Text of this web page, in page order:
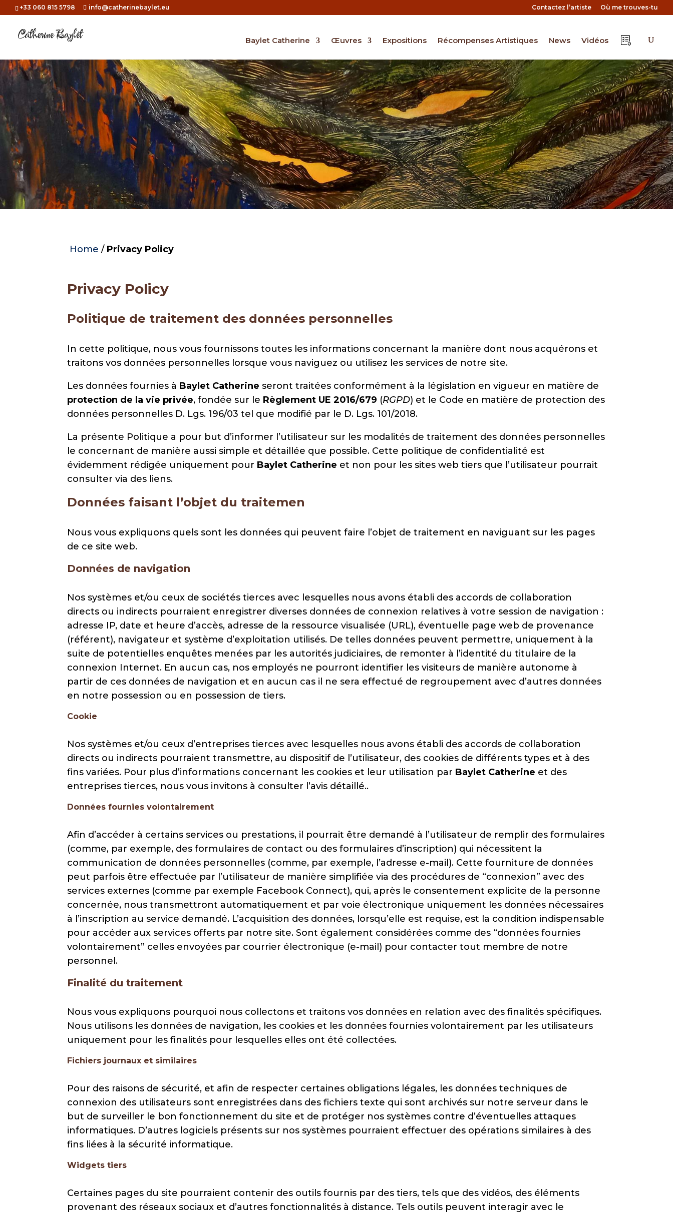
+33 060 815 5798 info@catherinebaylet.eu Contactez l’artiste Où me trouves-tu
Baylet Catherine Œuvres Expositions Récompenses Artistiques News Vidéos
Home / Privacy Policy
Privacy Policy
Politique de traitement des données personnelles
In cette politique, nous vous fournissons toutes les informations concernant la manière dont nous acquérons et
traitons vos données personnelles lorsque vous naviguez ou utilisez les services de notre site.
Les données fournies à Baylet Catherine seront traitées conformément à la législation en vigueur en matière de
protection de la vie privée, fondée sur le Règlement UE 2016/679 (RGPD) et le Code en matière de protection des
données personnelles D. Lgs. 196/03 tel que modifié par le D. Lgs. 101/2018.
La présente Politique a pour but d’informer l’utilisateur sur les modalités de traitement des données personnelles
le concernant de manière aussi simple et détaillée que possible. Cette politique de confidentialité est
évidemment rédigée uniquement pour Baylet Catherine et non pour les sites web tiers que l’utilisateur pourrait
consulter via des liens.
Données faisant l’objet du traitemen
Nous vous expliquons quels sont les données qui peuvent faire l’objet de traitement en naviguant sur les pages
de ce site web.
Données de navigation
Nos systèmes et/ou ceux de sociétés tierces avec lesquelles nous avons établi des accords de collaboration
directs ou indirects pourraient enregistrer diverses données de connexion relatives à votre session de navigation :
adresse IP, date et heure d’accès, adresse de la ressource visualisée (URL), éventuelle page web de provenance
(référent), navigateur et système d’exploitation utilisés. De telles données peuvent permettre, uniquement à la
suite de potentielles enquêtes menées par les autorités judiciaires, de remonter à l’identité du titulaire de la
connexion Internet. En aucun cas, nos employés ne pourront identifier les visiteurs de manière autonome à
partir de ces données de navigation et en aucun cas il ne sera effectué de regroupement avec d’autres données
en notre possession ou en possession de tiers.
Cookie
Nos systèmes et/ou ceux d’entreprises tierces avec lesquelles nous avons établi des accords de collaboration
directs ou indirects pourraient transmettre, au dispositif de l’utilisateur, des cookies de différents types et à des
fins variées. Pour plus d’informations concernant les cookies et leur utilisation par Baylet Catherine et des
entreprises tierces, nous vous invitons à consulter l’avis détaillé..
Données fournies volontairement
Afin d’accéder à certains services ou prestations, il pourrait être demandé à l’utilisateur de remplir des formulaires
(comme, par exemple, des formulaires de contact ou des formulaires d’inscription) qui nécessitent la
communication de données personnelles (comme, par exemple, l’adresse e-mail). Cette fourniture de données
peut parfois être effectuée par l’utilisateur de manière simplifiée via des procédures de “connexion” avec des
services externes (comme par exemple Facebook Connect), qui, après le consentement explicite de la personne
concernée, nous transmettront automatiquement et par voie électronique uniquement les données nécessaires
à l’inscription au service demandé. L’acquisition des données, lorsqu’elle est requise, est la condition indispensable
pour accéder aux services offerts par notre site. Sont également considérées comme des “données fournies
volontairement” celles envoyées par courrier électronique (e-mail) pour contacter tout membre de notre
personnel.
Finalité du traitement
Nous vous expliquons pourquoi nous collectons et traitons vos données en relation avec des finalités spécifiques.
Nous utilisons les données de navigation, les cookies et les données fournies volontairement par les utilisateurs
uniquement pour les finalités pour lesquelles elles ont été collectées.
Fichiers journaux et similaires
Pour des raisons de sécurité, et afin de respecter certaines obligations légales, les données techniques de
connexion des utilisateurs sont enregistrées dans des fichiers texte qui sont archivés sur notre serveur dans le
but de surveiller le bon fonctionnement du site et de protéger nos systèmes contre d’éventuelles attaques
informatiques. D’autres logiciels présents sur nos systèmes pourraient effectuer des opérations similaires à des
fins liées à la sécurité informatique.
Widgets tiers
Certaines pages du site pourraient contenir des outils fournis par des tiers, tels que des vidéos, des éléments
provenant des réseaux sociaux et d’autres fonctionnalités à distance. Tels outils peuvent interagir avec le